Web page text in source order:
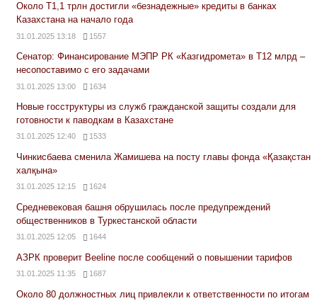
Около Т1,1 трлн достигли «безнадежные» кредиты в банках
Казахстана на начало года
31.01.2025 13:18 1557
Сенатор: Финансирование МЭПР РК «Казгидромета» в Т12 млрд –
несопоставимо с его задачами
31.01.2025 13:00 1634
Новые госструктуры из служб гражданской защиты создали для
готовности к паводкам в Казахстане
31.01.2025 12:40 1533
Чинкисбаева сменила Жамишева на посту главы фонда «Қазақстан
халқына»
31.01.2025 12:15 1624
Средневековая башня обрушилась после предупреждений
общественников в Туркестанской области
31.01.2025 12:05 1644
АЗРК проверит Beeline после сообщений о повышении тарифов
31.01.2025 11:35 1687
Около 80 должностных лиц привлекли к ответственности по итогам